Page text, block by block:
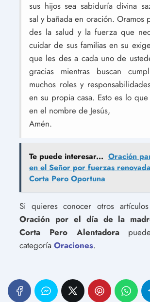
sus hijos sea sabiduría divina
sal y bañada en oración. Oramos
des la salud y la fuerza que
cuidar de sus familias en su
que les des a cada uno de
gracias mientras buscan
muchos roles y
en su propia casa. Esto es lo
en el nombre de Jesús,
Amén.
Te puede interesar... Oración
en el Señor por fuerzas
Corta Pero Oportuna
Si quieres conocer otros
Oración por el día de la
Corta Pero Alentadora
categoría Oraciones.